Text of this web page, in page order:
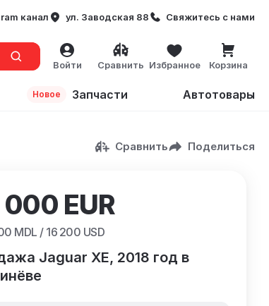
канал ул. Заводская 88 Свяжитесь с нами
Войти Сравнить Избранное Корзина
Новое Запчасти Автотовары
Сравнить Поделиться
Jaguar XE, 2018 год в
000 EUR
MDL / 16 200 USD